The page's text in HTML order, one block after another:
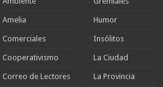
Amelia
Comerciales
Cooperativismo
Correo de Lectores
Humor
Insólitos
La Ciudad
La Provincia